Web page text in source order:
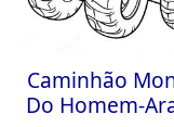
Caminhão
Do Homem-